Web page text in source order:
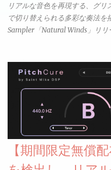
リアルな音色を再現する、グ
で切り替えられる多彩な奏法
Sampler「Natural Winds」リリ
【期間限定無償